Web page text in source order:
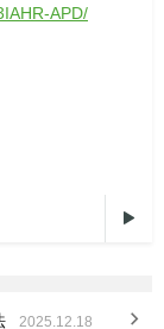
APD/

2025.12.18